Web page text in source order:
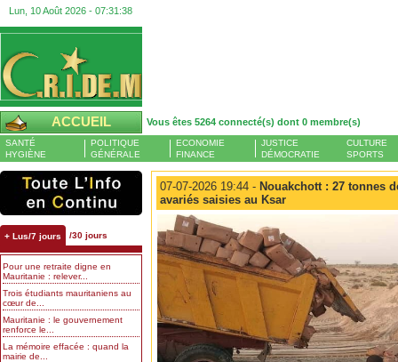
Lun, 10 Août 2026 - 07:31:39
ACCUEIL Vous êtes 5264 connecté(s) dont 0 membre(s)
SANTÉ
HYGIÈNE
POLITIQUE
GÉNÉRALE
ECONOMIE
FINANCE
JUSTICE
DÉMOCRATIE
CULTURE
SPORTS
+ Lus/7 jours /30 jours
Pour une retraite digne en
Mauritanie : relever...
Trois étudiants mauritaniens au
cœur de...
Mauritanie : le gouvernement
renforce le...
La mémoire effacée : quand la
mairie de...
07-07-2026 19:44 - Nouakchott : 27 tonnes
avariés saisies au Ksar